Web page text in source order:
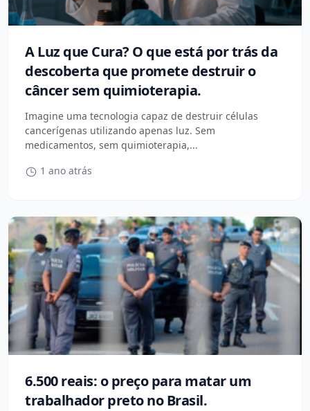
A Luz que Cura? O que está por trás da
descoberta que promete destruir o
câncer sem quimioterapia.
Imagine uma tecnologia capaz de destruir células
cancerígenas utilizando apenas luz. Sem
medicamentos, sem quimioterapia,...
1 ano atrás
6.500 reais: o preço para matar um
trabalhador preto no Brasil.